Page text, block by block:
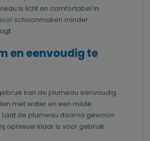
is licht en comfortabel in
schoonmaken minder
en eenvoudig te
kan de plumeau eenvoudig
met water en een milde
de plumeau daarna gewoon
opnieuw klaar is voor gebruik.